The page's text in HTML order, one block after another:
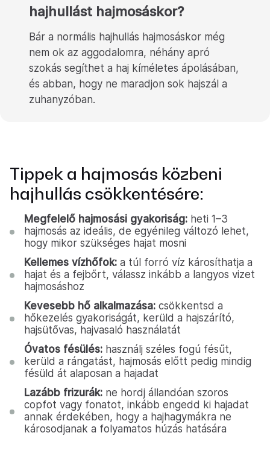
hajhullást hajmosáskor?
Bár a normális hajhullás hajmosáskor még
nem ok az aggodalomra, néhány apró
szokás segíthet a haj kíméletes ápolásában,
és abban, hogy ne maradjon sok hajszál a
zuhanyzóban.
Tippek a hajmosás közbeni
hajhullás csökkentésére:
Megfelelő hajmosási gyakoriság: heti 1–3
hajmosás az ideális, de egyénileg változó lehet,
hogy mikor szükséges hajat mosni
Kellemes vízhőfok: a túl forró víz károsíthatja a
hajat és a fejbőrt, válassz inkább a langyos vizet
hajmosáshoz
Kevesebb hő alkalmazása: csökkentsd a
hőkezelés gyakoriságát, kerüld a hajszárító,
hajsütővas, hajvasaló használatát
Óvatos fésülés: használj széles fogú fésűt,
kerüld a rángatást, hajmosás előtt pedig mindig
fésüld át alaposan a hajadat
Lazább frizurák: ne hordj állandóan szoros
copfot vagy fonatot, inkább engedd ki hajadat
annak érdekében, hogy a hajhagymákra ne
károsodjanak a folyamatos húzás hatására